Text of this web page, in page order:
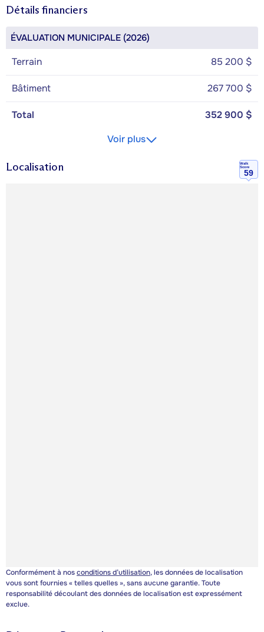
Détails financiers
ÉVALUATION MUNICIPALE (2026)
Terrain 85 200 $
Bâtiment 267 700 $
Total
352 900 $
Voir plus
Localisation
Walk
Score
59
Conformément à nosconditions d’utilisation, les données de localisation
vous sont fournies « telles quelles », sans aucune garantie. Toute
responsabilité découlant des données de localisation est expressément
exclue.